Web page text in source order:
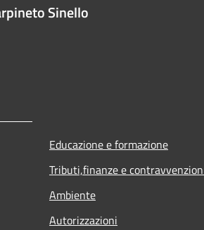
Sinello
Educazione e formazione
Tributi,finanze e
Ambiente
Autorizzazioni